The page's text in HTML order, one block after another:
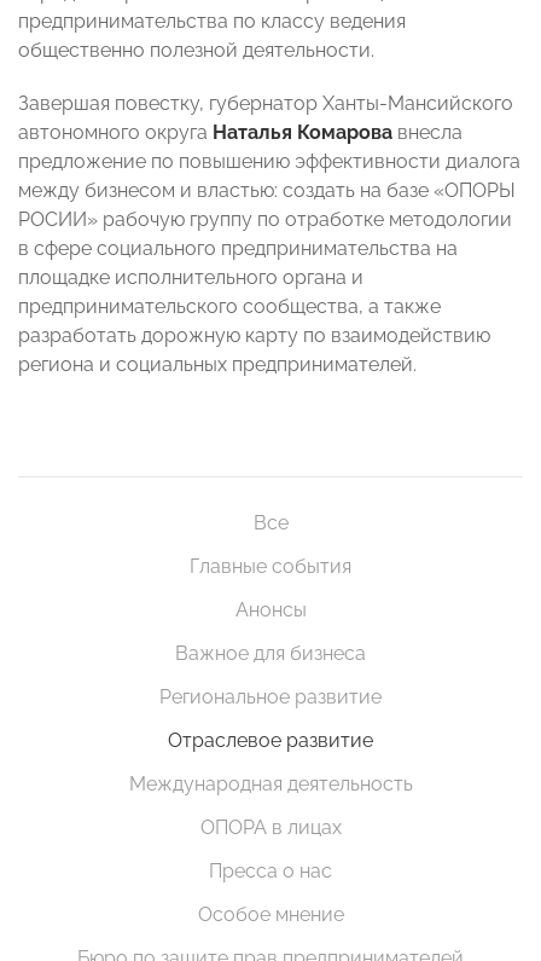
предпринимательства по классу ведения
общественно полезной деятельности.
Завершая повестку, губернатор Ханты-Мансийского
автономного округа Наталья Комарова внесла
предложение по повышению эффективности диалога
между бизнесом и властью: создать на базе «ОПОРЫ
РОСИИ» рабочую группу по отработке методологии
в сфере социального предпринимательства на
площадке исполнительного органа и
предпринимательского сообщества, а также
разработать дорожную карту по взаимодействию
региона и социальных предпринимателей.
Все
Главные события
Анонсы
Важное для бизнеса
Региональное развитие
Отраслевое развитие
Международная деятельность
ОПОРА в лицах
Пресса о нас
Особое мнение